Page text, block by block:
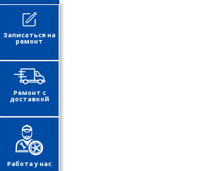
Записаться на
ремонт
Ремонт с
доставкой
Работа у нас